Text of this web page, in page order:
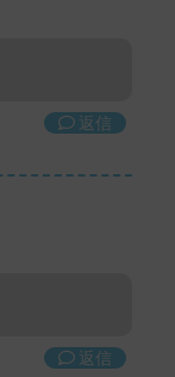
返信
返信